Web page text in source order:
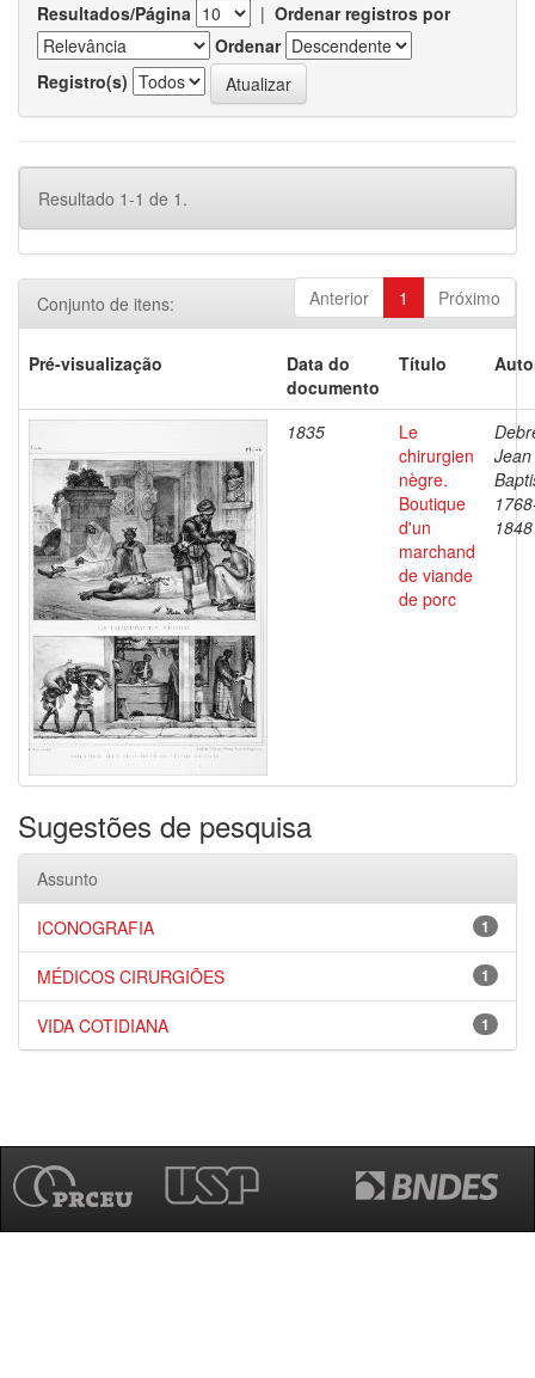
Resultados/Página | Ordenar registros por
Ordenar
Registro(s)
Resultado 1-1 de 1.
Anterior 1 Próximo
Conjunto de itens:
Pré-visualização
Data do
documento
Título
1835
Le
chirurgien
nègre.
Boutique
d'un
marchand
de viande
de porc
Jean
1848
Sugestões de pesquisa
Assunto
1
ICONOGRAFIA
1
MÉDICOS CIRURGIÕES
1
VIDA COTIDIANA